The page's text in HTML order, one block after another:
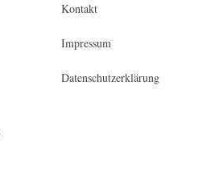
Kontakt
Impressum
Datenschutzerklärung